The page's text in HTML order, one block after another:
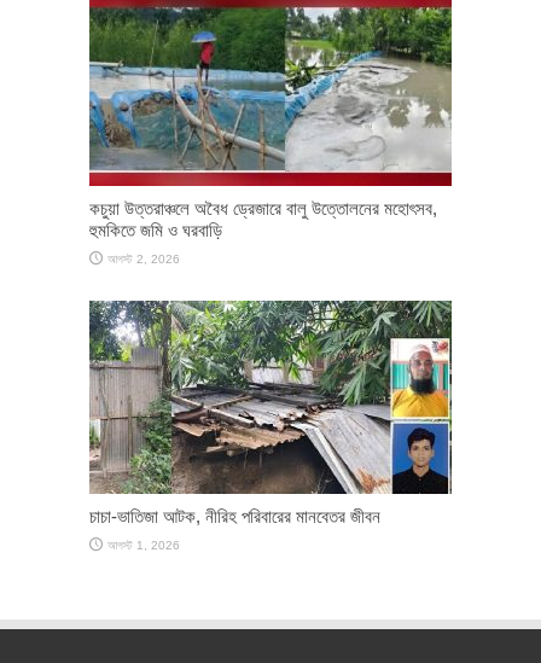
কচুয়া উত্তরাঞ্চলে অবৈধ ড্রেজারে বালু উত্তোলনের মহোৎসব,
হুমকিতে জমি ও ঘরবাড়ি
আগস্ট 2, 2026
চাচা-ভাতিজা আটক, নীরিহ পরিবারের মানবেতর জীবন
আগস্ট 1, 2026